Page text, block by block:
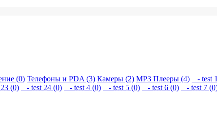
(0) Телефоны и PDA (3) Камеры (2) MP3 Плееры (4) - test
(0) - test 24 (0) - test 4 (0) - test 5 (0) - test 6 (0) - test 7